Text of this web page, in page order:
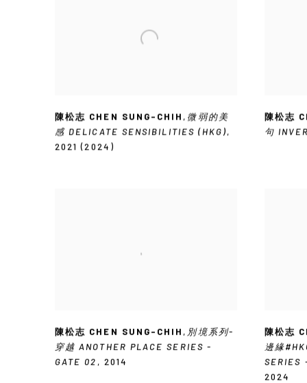
陳松志 CHEN SUNG-CHIH, 微弱的美
感 DELICATE SENSIBILITIES (HKG),
2021 (2024)
陳松志
句
陳松志 CHEN SUNG-CHIH , 別境系列-
穿越 ANOTHER PLACE SERIES -
GATE 02 , 2014
陳松志
邊緣
SERIES
2024